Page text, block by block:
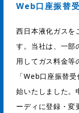
Web口座振替
西日本液化ガスを
す。当社は、一部
用してガス料金等
「Web口座振替
始いたしました。
ーディに登録・変